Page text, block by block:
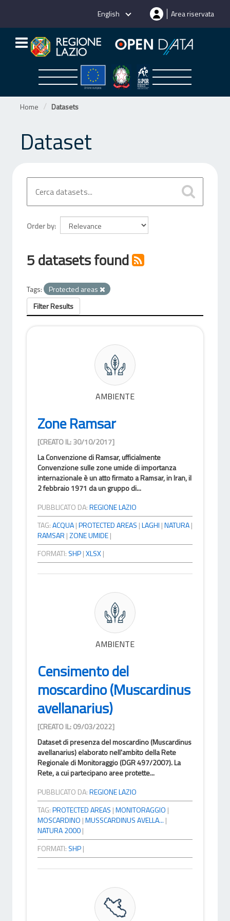
English Area riservata
Home Datasets
Dataset
Order by
5 datasets found
Tags:
Protected areas
Filter Results
AMBIENTE
Zone Ramsar
[CREATO IL: 30/10/2017]
La Convenzione di Ramsar, ufficialmente
Convenzione sulle zone umide di importanza
internazionale è un atto firmato a Ramsar, in Iran, il
2 febbraio 1971 da un gruppo di...
PUBBLICATO DA:REGIONE LAZIO
TAG:ACQUA|PROTECTED AREAS |LAGHI |NATURA|
RAMSAR |ZONE UMIDE|
FORMATI: SHP|XLSX|
AMBIENTE
Censimento del
moscardino (Muscardinus
avellanarius)
[CREATO IL: 09/03/2022]
Dataset di presenza del moscardino (Muscardinus
avellanarius) elaborato nell'ambito della Rete
Regionale di Monitoraggio (DGR 497/2007). La
Rete, a cui partecipano aree protette...
PUBBLICATO DA:REGIONE LAZIO
TAG:PROTECTED AREAS |MONITORAGGIO |
MOSCARDINO |MUSSCARDINUS AVELLA... |
NATURA 2000|
FORMATI: SHP|